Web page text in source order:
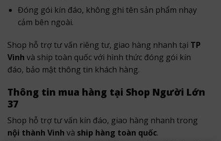
Đóng gói kín đáo, không ghi tên sản phẩm nhạy
cảm bên ngoài.
Shop hỗ trợ tư vấn riêng tư, giao hàng nhanh tại TP
Vinh và ship toàn quốc với hình thức đóng gói kín
đáo, bảo mật thông tin khách hàng.
Thông tin mua hàng tại Shop Người Lớn
37
Shop hỗ trợ tư vấn kín đáo, giao hàng nhanh trong
nội thành Vinh và ship hàng toàn quốc.